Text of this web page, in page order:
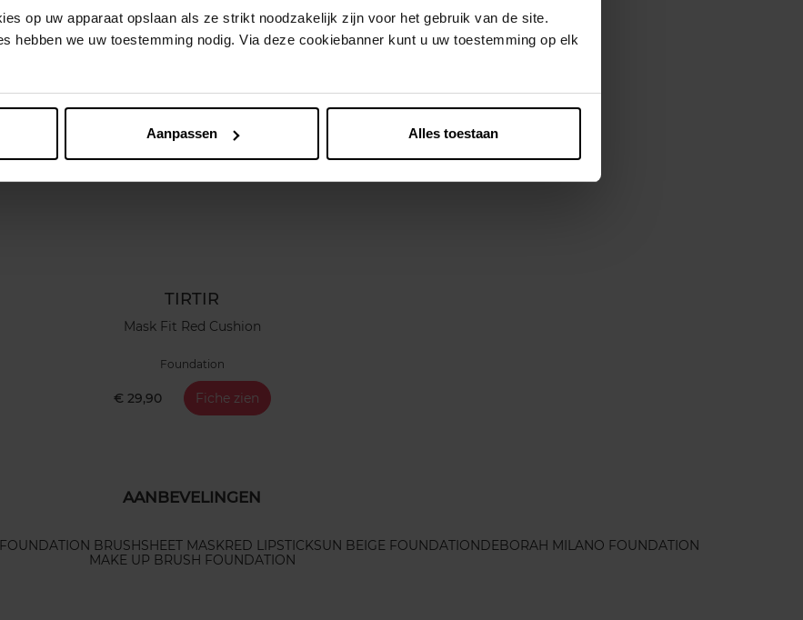
op uw apparaat opslaan als ze strikt noodzakelijk zijn voor het gebruik van de site.
hebben we uw toestemming nodig. Via deze cookiebanner kunt u uw toestemming op elk
Aanpassen Alles toestaan
TIRTIR
Mask Fit Red Cushion
Foundation
€ 29,90 Fiche zien
AANBEVELINGEN
FOUNDATION BRUSHSHEET MASKRED LIPSTICKSUN BEIGE FOUNDATIONDEBORAH MILANO FOUNDATION
MAKE UP BRUSH FOUNDATION